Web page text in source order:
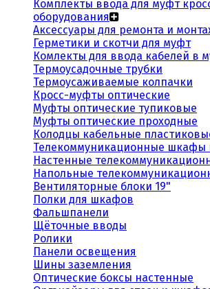
Комплекты ввода для муфт
оборудования
Аксессуары для ремонта и
Герметики и скотчи для муфт
Комлекты для ввода кабелей в
Термоусадочные трубки
Термоусаживаемые колпачки
Кросс-муфты оптические
Муфты оптические тупиковые
Муфты оптические проходные
Колодцы кабельные
Телекоммуникационные шкафы
Настенные
Напольные
Вентиляторные блоки 19"
Полки для шкафов
Фальшпанели
Щёточные вводы
Ролики
Панели освещения
Шины заземления
Оптические боксы настенные